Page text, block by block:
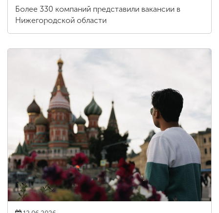
Более 330 компаний представили вакансии в
Нижегородской области